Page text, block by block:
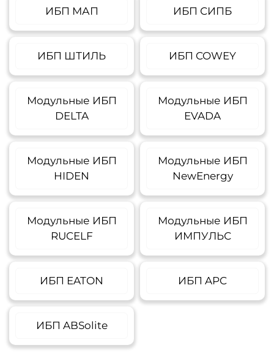
ИБП МАП ИБП СИПБ
ИБП ШТИЛЬ ИБП COWEY
Модульные ИБП
DELTA
Модульные ИБП
EVADA
Модульные ИБП
HIDEN
Модульные ИБП
NewEnergy
Модульные ИБП
RUCELF
Модульные ИБП
ИМПУЛЬС
ИБП EATON ИБП APC
ИБП ABSolite